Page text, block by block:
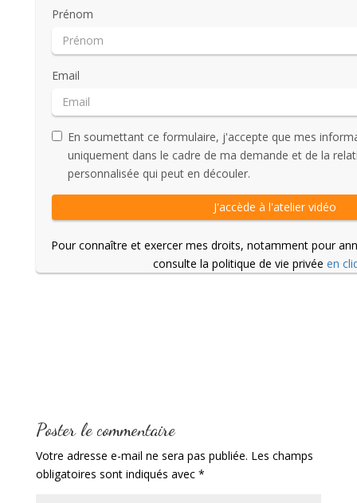
Prénom
Email
En soumettant ce formulaire, j'accepte que mes
uniquement dans le cadre de ma demande et de la
personnalisée qui peut en découler.
J'accède à l'atelier vidéo
Pour connaître et exercer mes droits, notamment pour
consulte la politique de vie privéeen
Poster le commentaire
Votre adresse e-mail ne sera pas publiée. Les champs
obligatoires sont indiqués avec *